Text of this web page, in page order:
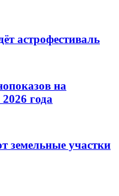
астрофестиваль
на
года
земельные участки